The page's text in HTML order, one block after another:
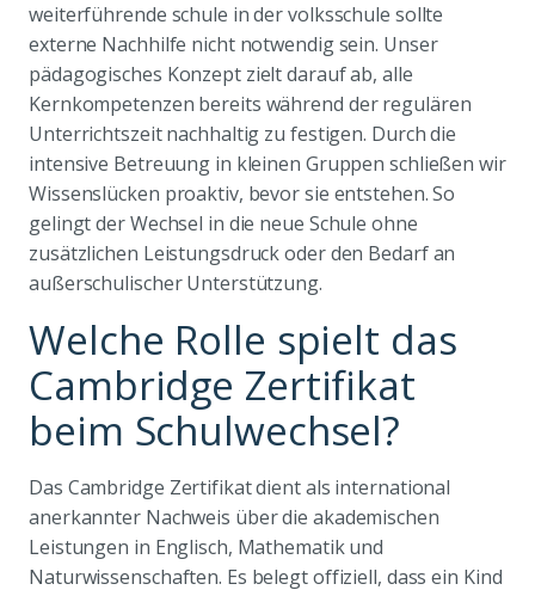
weiterführende schule in der volksschule sollte
externe Nachhilfe nicht notwendig sein. Unser
pädagogisches Konzept zielt darauf ab, alle
Kernkompetenzen bereits während der regulären
Unterrichtszeit nachhaltig zu festigen. Durch die
intensive Betreuung in kleinen Gruppen schließen wir
Wissenslücken proaktiv, bevor sie entstehen. So
gelingt der Wechsel in die neue Schule ohne
zusätzlichen Leistungsdruck oder den Bedarf an
außerschulischer Unterstützung.
Welche Rolle spielt das
Cambridge Zertifikat
beim Schulwechsel?
Das Cambridge Zertifikat dient als international
anerkannter Nachweis über die akademischen
Leistungen in Englisch, Mathematik und
Naturwissenschaften. Es belegt offiziell, dass ein Kind